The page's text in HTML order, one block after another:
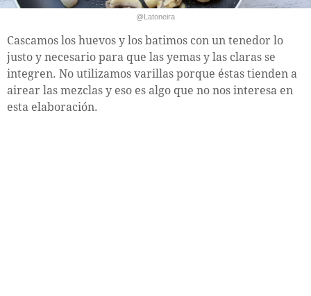
@Latoneira
Cascamos los huevos y los batimos con un tenedor lo
justo y necesario para que las yemas y las claras se
integren. No utilizamos varillas porque éstas tienden a
airear las mezclas y eso es algo que no nos interesa en
esta elaboración.